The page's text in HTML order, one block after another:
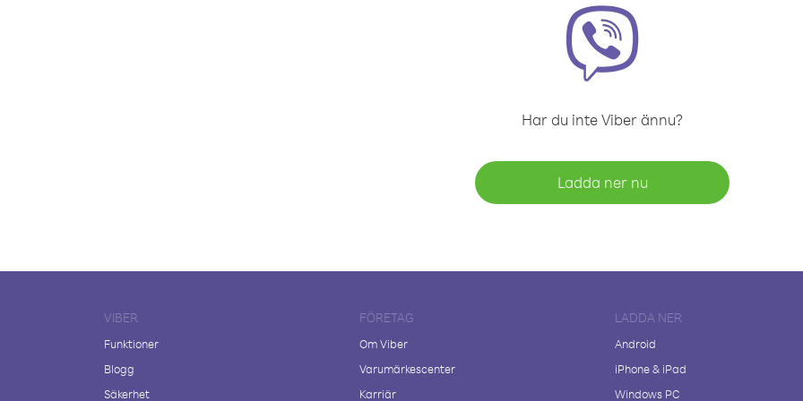
Har du inte Viber ännu?
Ladda ner nu
VIBER
Funktioner
Blogg
Säkerhet
FÖRETAG
Om Viber
Varumärkescenter
Karriär
LADDA NER
Android
iPhone & iPad
Windows PC